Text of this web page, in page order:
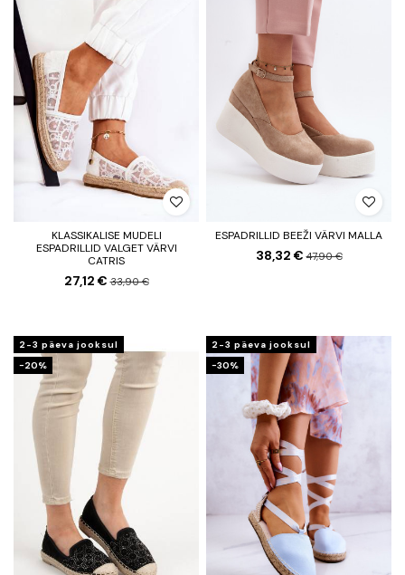
KLASSIKALISE MUDELI
ESPADRILLID VALGET VÄRVI
CATRIS
27,12 €33,90 €
ESPADRILLID BEEŽI VÄRVI MALLA
38,32 €47,90 €
2-3 päeva jooksul
−20%
2-3 päeva jooksul
−30%